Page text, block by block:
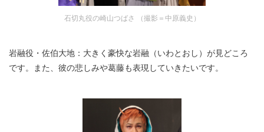
石切丸役の崎山つばさ （撮影＝中原義史）
岩融役・佐伯大地：大きく豪快な岩融（いわとおし）が見どころ
です。また、彼の悲しみや葛藤も表現していきたいです。